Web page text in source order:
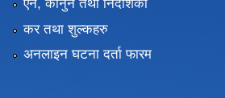
एन, कानुन तथा निर्देशिका
कर तथा शुल्कहरु
अनलाइन घटना दर्ता फारम